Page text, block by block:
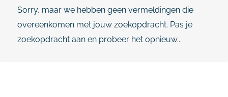
Sorry, maar we hebben geen vermeldingen die
overeenkomen met jouw zoekopdracht. Pas je
zoekopdracht aan en probeer het opnieuw...